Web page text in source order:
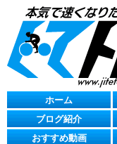
ホーム
ブログ紹介
おすすめ動画